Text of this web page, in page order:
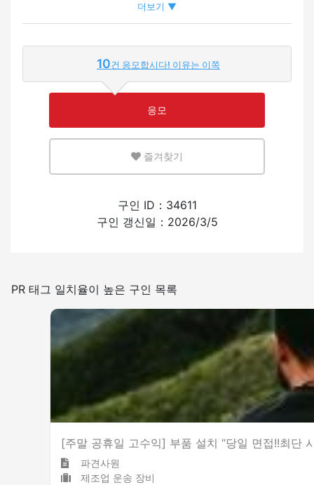
외국인이 근무하는 비율
적은 많은
영어 또는 모국어를 살릴 수 있는 환경
일본어를 쓰는 빈도
많은
더보기 ▼
10건 응모합시다! 이유는 이쪽
응모
즐겨찾기
구인 ID：34611
구인 갱신일：2026/3/5
PR 태그 일치율이 높은 구인 목록
[주말 공휴일 고수익] 부품 설치 “당일 면접!!최단
파견사원
제조업 운송 장비